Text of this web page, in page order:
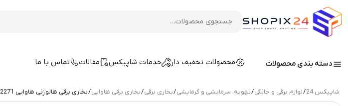
دسته بندی محصولات محصولات تخفیف دار خدمات شاپیکس مقالات تماس با ما
شاپیکس 24 /لوازم برقی و خانگی/تهویه، سرمایشی و گرمایشی/بخاری برقی/بخاری برقی هاوایی/ بخاری برقی هالوژنی هاوایی 2271